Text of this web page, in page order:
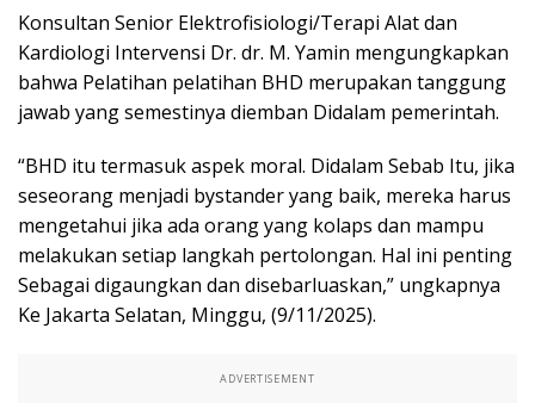
Konsultan Senior Elektrofisiologi/Terapi Alat dan
Kardiologi Intervensi Dr. dr. M. Yamin mengungkapkan
bahwa Pelatihan pelatihan BHD merupakan tanggung
jawab yang semestinya diemban Didalam pemerintah.
“BHD itu termasuk aspek moral. Didalam Sebab Itu, jika
seseorang menjadi bystander yang baik, mereka harus
mengetahui jika ada orang yang kolaps dan mampu
melakukan setiap langkah pertolongan. Hal ini penting
Sebagai digaungkan dan disebarluaskan,” ungkapnya
Ke Jakarta Selatan, Minggu, (9/11/2025).
ADVERTISEMENT